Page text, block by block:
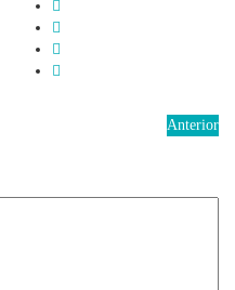
Anterior